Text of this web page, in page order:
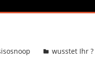
wusstet Ihr ?